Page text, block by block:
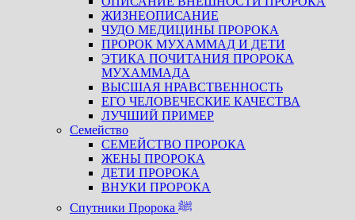
ЖИЗНЕОПИСАНИЕ
ЧУДО МЕДИЦИНЫ ПРОРОКА
ПРОРОК МУХАММАД И ДЕТИ
ЭТИКА ПОЧИТАНИЯ ПРОРОКА
МУХАММАДА
ВЫСШАЯ НРАВСТВЕННОСТЬ
ЕГО ЧЕЛОВЕЧЕСКИЕ КАЧЕСТВА
ЛУЧШИЙ ПРИМЕР
Семейство
СЕМЕЙСТВО ПРОРОКА
ЖЕНЫ ПРОРОКА
ДЕТИ ПРОРОКА
ВНУКИ ПРОРОКА
Спутники Пророка ﷺ